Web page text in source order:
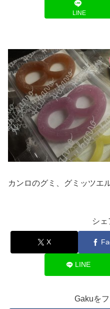
LINE
カンロのグミ、グミッツエ
シェ
X
LINE
Gakuを